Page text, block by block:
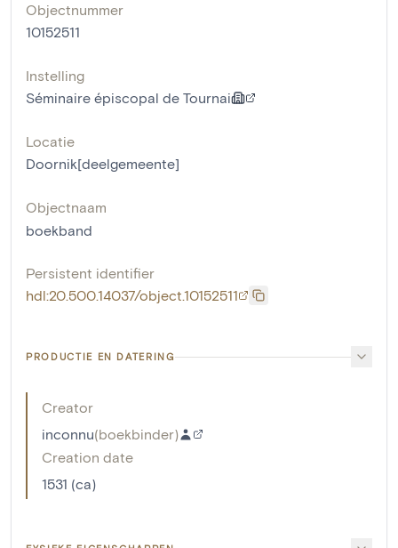
Objectnummer
10152511
Instelling
Séminaire épiscopal de Tournai
Locatie
Doornik[deelgemeente]
Objectnaam
boekband
Persistent identifier
hdl:20.500.14037/object.10152511
PRODUCTIE EN DATERING
Creator
inconnu(boekbinder)
Creation date
1531 (ca)